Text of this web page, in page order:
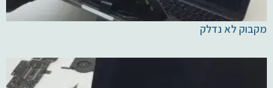
מקבוק לא נדלק